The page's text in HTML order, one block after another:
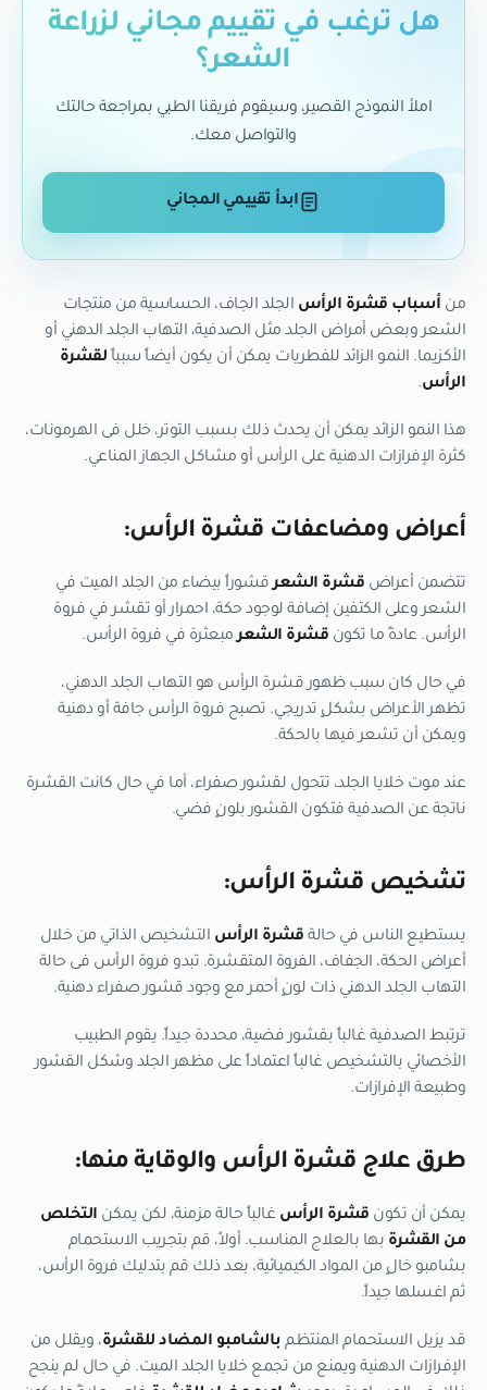
هل ترغب في تقييم مجاني لزراعة
الشعر؟
املأ النموذج القصير، وسيقوم فريقنا الطبي بمراجعة حالتك
والتواصل معك.
ابدأ تقييمي المجاني
من أسباب قشرة الرأس الجلد الجاف، الحساسية من منتجات
الشعر وبعض أمراض الجلد مثل الصدفية، التهاب الجلد الدهني أو
الأكزيما. النمو الزائد للفطريات يمكن أن يكون أيضاً سبباً لقشرة
الرأس.
هذا النمو الزائد يمكن أن يحدث ذلك بسبب التوتر، خلل فى الهرمونات،
كثرة الإفرازات الدهنية على الرأس أو مشاكل الجهاز المناعي.
أعراض ومضاعفات قشرة الرأس:
تتضمن أعراض قشرة الشعرقشوراً بيضاء من الجلد الميت في
الشعر وعلى الكتفين إضافة لوجود حكة، احمرار أو تقشر في فروة
الرأس. عادةً ما تكون قشرة الشعرمبعثرة في فروة الرأس.
في حال كان سبب ظهور قشرة الرأس هو التهاب الجلد الدهني،
تظهر الأعراض بشكلٍ تدريجي. تصبح فروة الرأس جافة أو دهنية
ويمكن أن تشعر فيها بالحكة.
عند موت خلايا الجلد، تتحول لقشور صفراء، أما في حال كانت القشرة
ناتجة عن الصدفية فتكون القشور بلونٍ فضي.
تشخيص قشرة الرأس:
يستطيع الناس في حالة قشرة الرأس التشخيص الذاتي من خلال
أعراض الحكة، الجفاف، الفروة المتقشرة. تبدو فروة الرأس فى حالة
التهاب الجلد الدهني ذات لونٍ أحمر مع وجود قشور صفراء دهنية.
ترتبط الصدفية غالباً بقشور فضية، محددة جيداً. يقوم الطبيب
الأخصائي بالتشخيص غالباً اعتماداً على مظهر الجلد وشكل القشور
وطبيعة الإفرازات.
طرق علاج قشرة الرأس والوقاية منها:
يمكن أن تكون قشرة الرأس غالباً حالة مزمنة، لكن يمكن التخلص
من القشرة بها بالعلاج المناسب. أولاً، قم بتجريب الاستحمام
بشامبو خالٍ من المواد الكيميائية، بعد ذلك قم بتدليك فروة الرأس،
ثم اغسلها جيداً.
قد يزيل الاستحمام المنتظم بالشامبو المضاد للقشرة، ويقلل من
الإفرازات الدهنية ويمنع من تجمع خلايا الجلد الميت. في حال لم ينجح